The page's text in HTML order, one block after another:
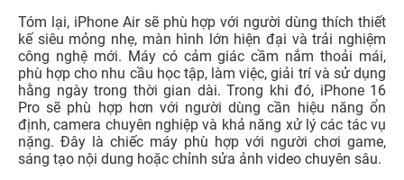
Tóm lại, iPhone Air sẽ phù hợp với người dùng thích thiết
kế siêu mỏng nhẹ, màn hình lớn hiện đại và trải nghiệm
công nghệ mới. Máy có cảm giác cầm nắm thoải mái,
phù hợp cho nhu cầu học tập, làm việc, giải trí và sử dụng
hằng ngày trong thời gian dài. Trong khi đó, iPhone 16
Pro sẽ phù hợp hơn với người dùng cần hiệu năng ổn
định, camera chuyên nghiệp và khả năng xử lý các tác vụ
nặng. Đây là chiếc máy phù hợp với người chơi game,
sáng tạo nội dung hoặc chỉnh sửa ảnh video chuyên sâu.